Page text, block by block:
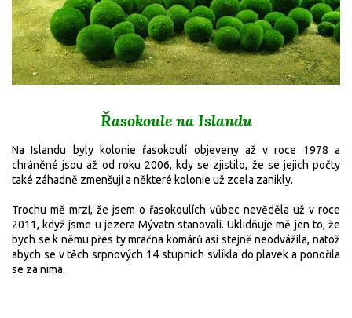
Řasokoule na Islandu
Na Islandu byly kolonie řasokoulí objeveny až v roce 1978 a
chráněné jsou až od roku 2006, kdy se zjistilo, že se jejich počty
také záhadně zmenšují a některé kolonie už zcela zanikly.
Trochu mě mrzí, že jsem o řasokoulích vůbec nevěděla už v roce
2011, když jsme u jezera Mývatn stanovali. Uklidňuje mě jen to, že
bych se k němu přes ty mračna komárů asi stejně neodvážila, natož
abych se v těch srpnových 14 stupních svlíkla do plavek a ponořila
se za nima.